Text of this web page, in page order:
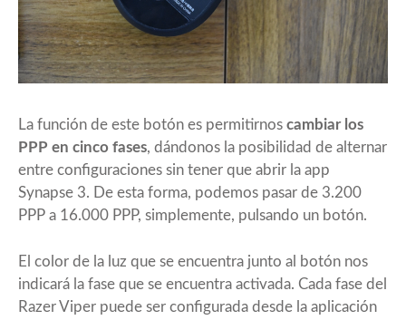
La función de este botón es permitirnos cambiar los
PPP en cinco fases, dándonos la posibilidad de alternar
entre configuraciones sin tener que abrir la app
Synapse 3. De esta forma, podemos pasar de 3.200
PPP a 16.000 PPP, simplemente, pulsando un botón.
El color de la luz que se encuentra junto al botón nos
indicará la fase que se encuentra activada. Cada fase del
Razer Viper puede ser configurada desde la aplicación